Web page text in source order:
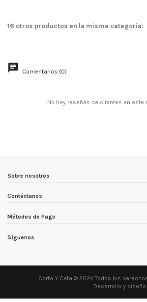
16 otros productos en la misma categoría:
Comentarios (0)
No hay reseñas de clientes en este
Sobre nosotros
Contáctanos
Métodos de Pago
Síguenos
Corta Y Cata © 2024 Todos los
Desarrollo y